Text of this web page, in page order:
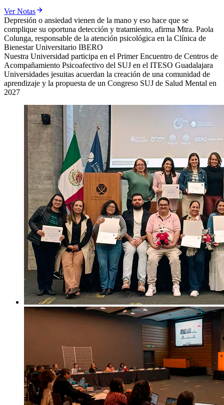
Ver Notas
Depresión o ansiedad vienen de la mano y eso hace que se
complique su oportuna detección y tratamiento, afirma Mtra. Paola
Colunga, responsable de la atención psicológica en la Clínica de
Bienestar Universitario IBERO
Nuestra Universidad participa en el Primer Encuentro de Centros de
Acompañamiento Psicoafectivo del SUJ en el ITESO Guadalajara
Universidades jesuitas acuerdan la creación de una comunidad de
aprendizaje y la propuesta de un Congreso SUJ de Salud Mental en
2027